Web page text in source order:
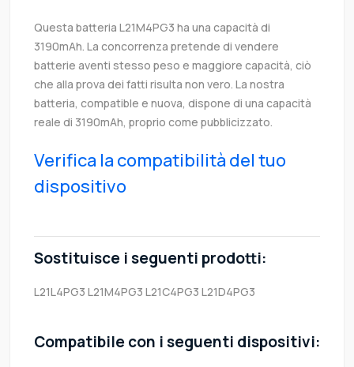
Questa batteria L21M4PG3 ha una capacità di
3190mAh. La concorrenza pretende di vendere
batterie aventi stesso peso e maggiore capacità, ciò
che alla prova dei fatti risulta non vero. La nostra
batteria, compatible e nuova, dispone di una capacità
reale di 3190mAh, proprio come pubblicizzato.
Verifica la compatibilità del tuo
dispositivo
Sostituisce i seguenti prodotti:
L21L4PG3 L21M4PG3 L21C4PG3 L21D4PG3
Compatibile con i seguenti dispositivi: